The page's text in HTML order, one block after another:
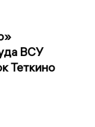
ВСУ
Теткино